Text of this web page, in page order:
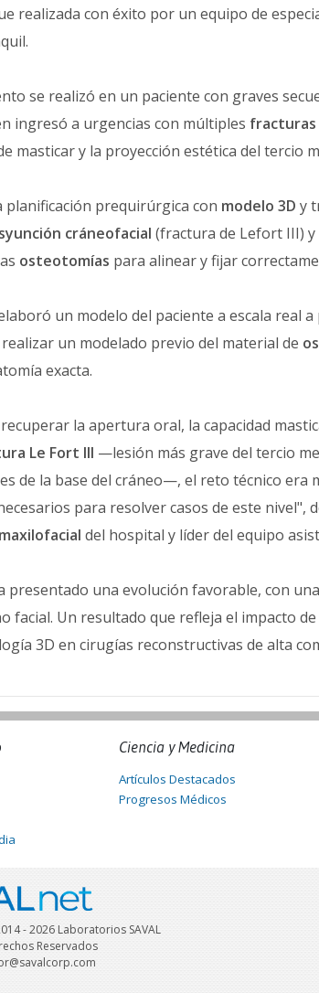
realizada con éxito por un equipo de
se realizó en un paciente con graves
ingresó a urgencias con múltiples fracturas
masticar y la proyección estética del tercio
planificación prequirúrgica con modelo 3D y
cráneofacial (fractura de Lefort III)
osteotomías para alinear y fijar
un modelo del paciente a escala real
un modelado previo del material de
exacta.
la apertura oral, la capacidad
Le Fort III —lesión más grave del tercio
de la base del cráneo—, el reto técnico era
para resolver casos de este nivel",
del hospital y líder del equipo
presentado una evolución favorable, con
facial. Un resultado que refleja el impacto
3D en cirugías reconstructivas de alta
Ciencia y Medicina
Artículos Destacados
Progresos Médicos
- 2026 Laboratorios SAVAL
Reservados